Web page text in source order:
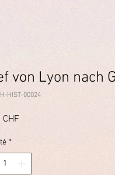
von Lyon nach
HIST-00024
*